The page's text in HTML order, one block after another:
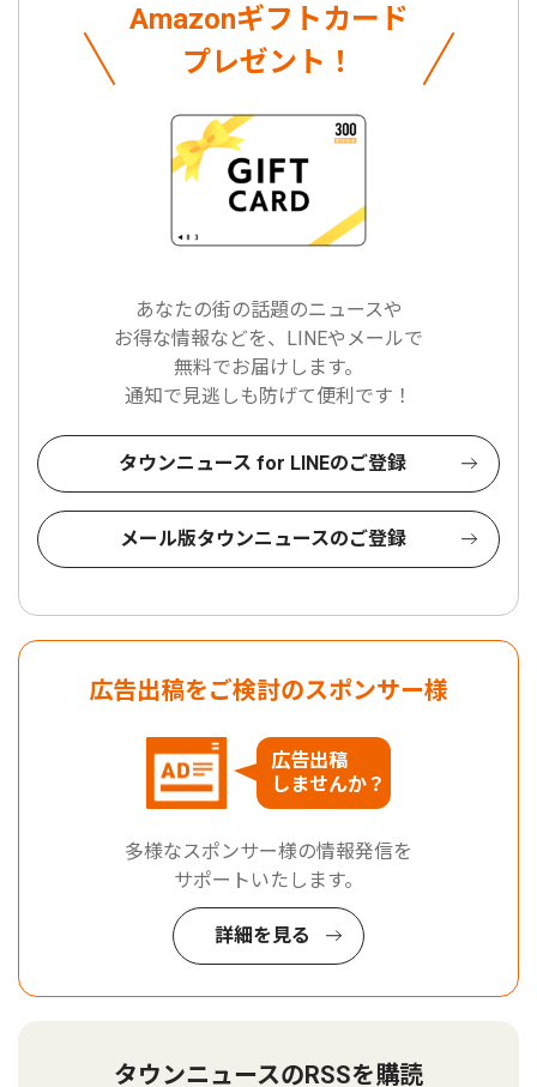
Amazonギフトカード
プレゼント！
あなたの街の話題のニュースや
お得な情報などを、LINEやメールで
無料でお届けします。
通知で見逃しも防げて便利です！
タウンニュース for LINEのご登録
メール版タウンニュースのご登録
広告出稿をご検討のスポンサー様
広告出稿
しませんか？
多様なスポンサー様の情報発信を
サポートいたします。
詳細を見る
タウンニュースのRSSを購読